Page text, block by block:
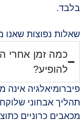
בלבד.
שאלות נפוצות שאנו
כמה זמן אחרי
להופיע?
פיברומיאלגיה אינה
תהליך אבחוני
מכאבים כרוניים